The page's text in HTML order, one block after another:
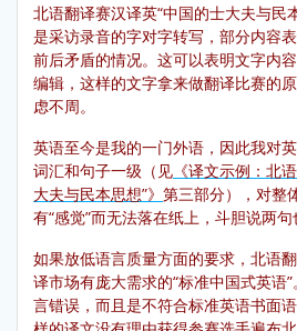
北语翻译赛汉译英“中国的士大夫与民
是采访录音的字对字转写，部分内容
前后矛盾的情况。这可以表明文字内
编辑，这样的文字拿来做翻译比赛的
虑不周。
英语至今是我的一门外语，因此我对
词汇和句子一级（见 《译文示例：北
大夫与民本思想”》 第三部分），对整
有“感觉”而无法落在纸上，斗胆说两句
如果放低语言质量方面的要求，北语
译市场有庞大需求的“标准中国式英语
言错误，而且是不符合标准英语书面